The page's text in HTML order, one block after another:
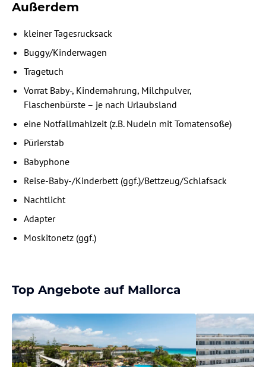
Außerdem
kleiner Tagesrucksack
Buggy/Kinderwagen
Tragetuch
Vorrat Baby-, Kindernahrung, Milchpulver,
Flaschenbürste – je nach Urlaubsland
eine Notfallmahlzeit (z.B. Nudeln mit Tomatensoße)
Pürierstab
Babyphone
Reise-Baby-/Kinderbett (ggf.)/Bettzeug/Schlafsack
Nachtlicht
Adapter
Moskitonetz (ggf.)
Top Angebote auf Mallorca